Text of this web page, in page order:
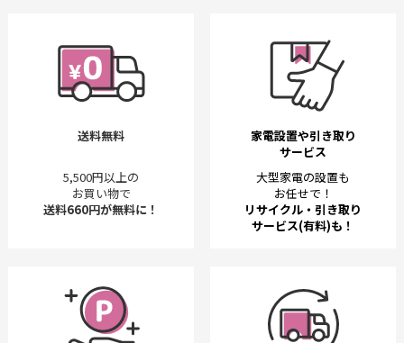
送料無料
5,500円以上の
お買い物で
送料660円が無料に！
家電設置や引き取り
サービス
大型家電の設置も
お任せで！
リサイクル・引き取り
サービス(有料)も！